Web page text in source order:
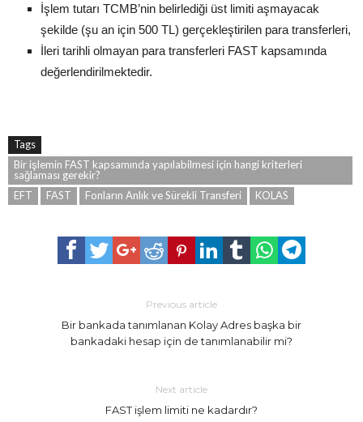
İşlem tutarı TCMB’nin belirlediği üst limiti aşmayacak
şekilde (şu an için 500 TL) gerçekleştirilen para transferleri,
İleri tarihli olmayan para transferleri FAST kapsamında
değerlendirilmektedir.
Tags
Bir işlemin FAST kapsamında yapılabilmesi için hangi kriterleri
sağlaması gerekir?
EFT
FAST Fonların Anlık ve Sürekli Transferi KOLAS
Previous article
Bir bankada tanımlanan Kolay Adres başka bir
bankadaki hesap için de tanımlanabilir mi?
Next article
FAST işlem limiti ne kadardır?